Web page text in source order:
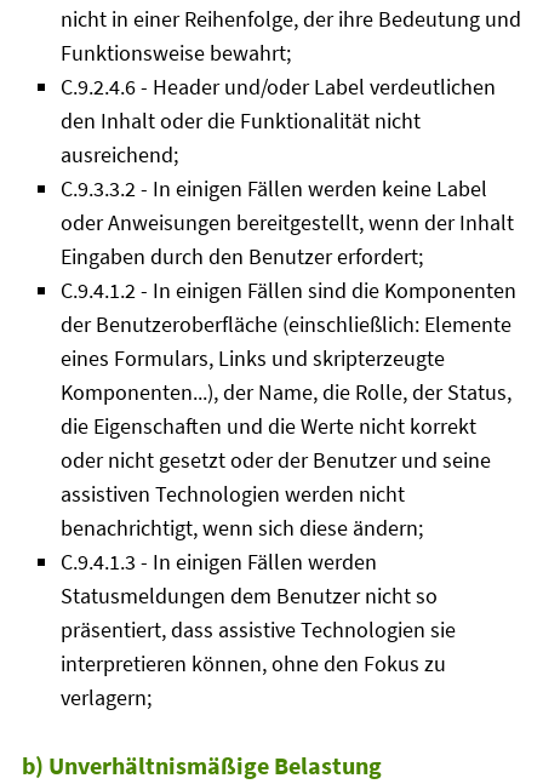
nicht in einer Reihenfolge, der ihre Bedeutung und
Funktionsweise bewahrt;
C.9.2.4.6 - Header und/oder Label verdeutlichen
den Inhalt oder die Funktionalität nicht
ausreichend;
C.9.3.3.2 - In einigen Fällen werden keine Label
oder Anweisungen bereitgestellt, wenn der Inhalt
Eingaben durch den Benutzer erfordert;
C.9.4.1.2 - In einigen Fällen sind die Komponenten
der Benutzeroberfläche (einschließlich: Elemente
eines Formulars, Links und skripterzeugte
Komponenten...), der Name, die Rolle, der Status,
die Eigenschaften und die Werte nicht korrekt
oder nicht gesetzt oder der Benutzer und seine
assistiven Technologien werden nicht
benachrichtigt, wenn sich diese ändern;
C.9.4.1.3 - In einigen Fällen werden
Statusmeldungen dem Benutzer nicht so
präsentiert, dass assistive Technologien sie
interpretieren können, ohne den Fokus zu
verlagern;
b) Unverhältnismäßige Belastung